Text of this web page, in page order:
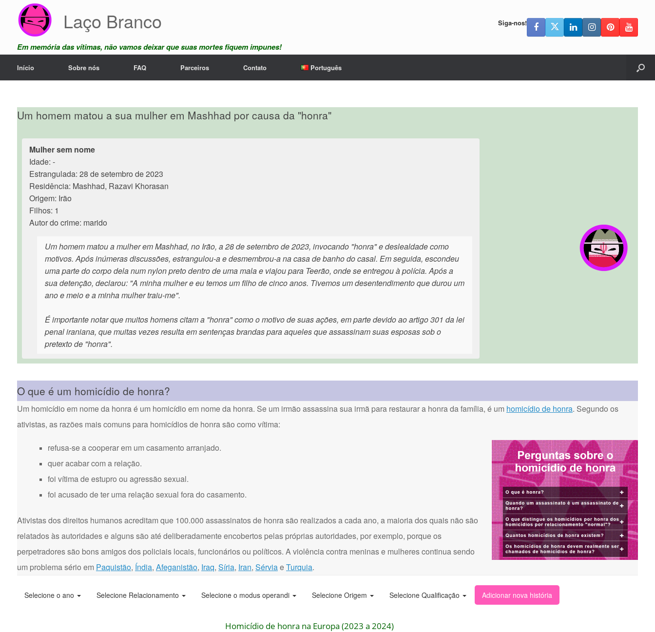
content
Laço Branco
Em memória das vítimas, não vamos deixar que suas mortes fiquem impunes!
Siga-nos!
Início Sobre nós FAQ Parceiros Contato Português
Um homem matou a sua mulher em Mashhad por causa da "honra"
Mulher sem nome
Idade: -
Estrangulada: 28 de setembro de 2023
Residência: Mashhad, Razavi Khorasan
Origem: Irão
Filhos: 1
Autor do crime: marido
Um homem matou a mulher em Mashhad, no Irão, a 28 de setembro de 2023, invocando "honra" e deslealdade como
motivos. Após inúmeras discussões, estrangulou-a e desmembrou-a na casa de banho do casal. Em seguida, escondeu
uma parte do corpo dela num nylon preto dentro de uma mala e viajou para Teerão, onde se entregou à polícia. Após a
sua detenção, declarou: "A minha mulher e eu temos um filho de cinco anos. Tivemos um desentendimento que durou um
ano e meio e a minha mulher traiu-me".
É importante notar que muitos homens citam a "honra" como o motivo de suas ações, em parte devido ao artigo 301 da lei
penal iraniana, que muitas vezes resulta em sentenças brandas para aqueles que assassinam suas esposas sob o
pretexto de "honra".
O que é um homicídio de honra?
Um homicídio em nome da honra é um homicídio em nome da honra. Se um irmão assassina sua irmã para restaurar a honra da família, é um homicídio de honra. Segundo os
ativistas, as razões mais comuns para homicídios de honra são como vítima:
refusa-se a cooperar em um casamento arranjado.
quer acabar com a relação.
foi vítima de estupro ou agressão sexual.
foi acusado de ter uma relação sexual fora do casamento.
Ativistas dos direitos humanos acreditam que 100.000 assassinatos de honra são realizados a cada ano, a maioria dos quais não são
relatados às autoridades e alguns são até deliberadamente encobertos pelas próprias autoridades, por exemplo, porque os
perpetradores são bons amigos dos policiais locais, funcionários ou políticos. A violência contra meninas e mulheres continua sendo
um problema sério em Paquistão, Índia, Afeganistão, Iraq, Síria, Iran, SérviaeTurquia.